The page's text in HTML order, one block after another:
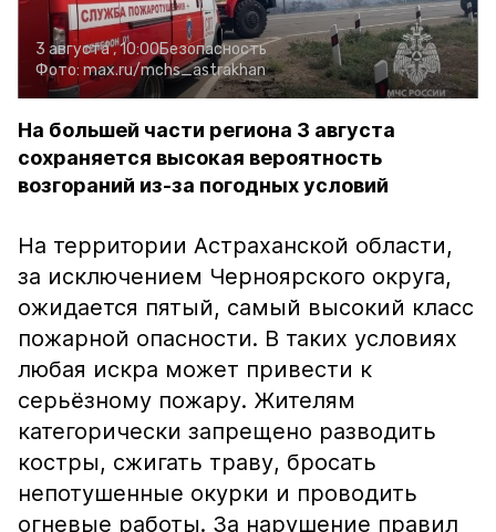
3 августа , 10:00Безопасность
Фото: max.ru/mchs_astrakhan
На большей части региона 3 августа
сохраняется высокая вероятность
возгораний из-за погодных условий
На территории Астраханской области,
за исключением Черноярского округа,
ожидается пятый, самый высокий класс
пожарной опасности. В таких условиях
любая искра может привести к
серьёзному пожару. Жителям
категорически запрещено разводить
костры, сжигать траву, бросать
непотушенные окурки и проводить
огневые работы. За нарушение правил